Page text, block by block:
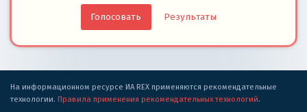
Результаты
На информационном ресурсе ИА REX применяются рекомендательные
технологии. Правила применения рекомендательных технологий.